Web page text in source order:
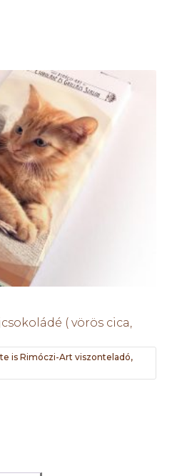
( vörös cica,
is Rimóczi-Art viszonteladó,